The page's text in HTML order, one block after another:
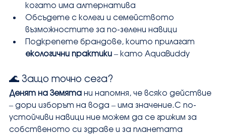
когато има алтернатива
Обсъдете с колеги и семейството
възможностите за по-зелени навици
Подкрепете брандове, които прилагат
екологични практики – като AquaBuddy
🌊 Защо точно сега?
Денят на Земята ни напомня, че всяко действие
– дори изборът на вода – има значение.С по-
устойчиви навици ние можем да се грижим за
собственото си здраве и за планетата